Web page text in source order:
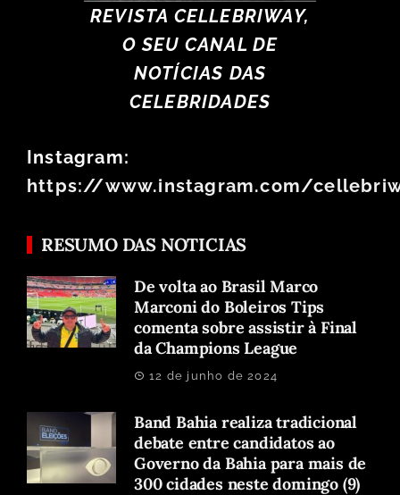
REVISTA CELLEBRIWAY,
O SEU CANAL DE
NOTÍCIAS DAS
CELEBRIDADES
Instagram:
https://www.instagram.com/
RESUMO DAS NOTICIAS
De volta ao Brasil Marco
Marconi do Boleiros Tips
comenta sobre assistir à Final
da Champions League
12 de junho de 2024
Band Bahia realiza tradicional
debate entre candidatos ao
Governo da Bahia para mais de
300 cidades neste domingo (9)